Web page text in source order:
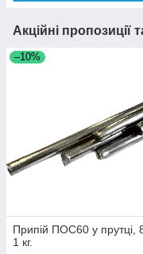
Акційні пропозиції
–10%
Припій ПОС60 у прутці,
1 кг.